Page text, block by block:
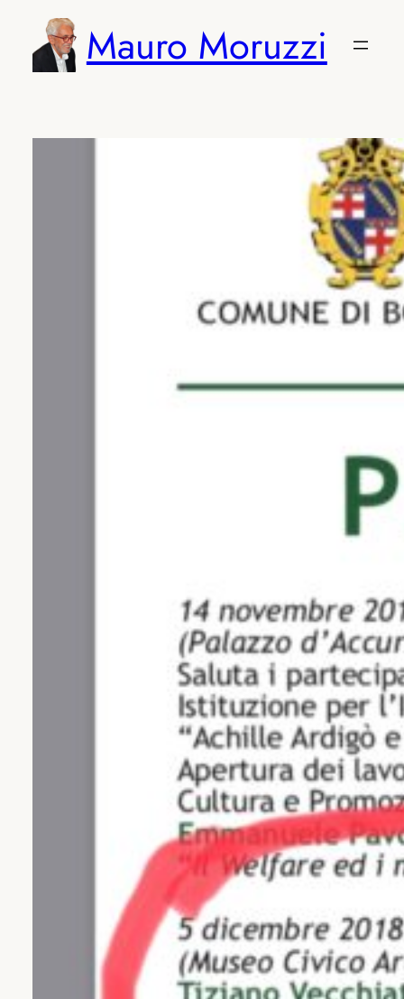
contenuto
Mauro Moruzzi